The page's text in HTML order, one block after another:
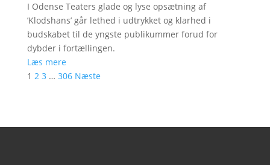
I Odense Teaters glade og lyse opsætning af
’Klodshans’ går lethed i udtrykket og klarhed i
budskabet til de yngste publikummer forud for
dybder i fortællingen.
Læs mere
1 2 3 … 306 Næste